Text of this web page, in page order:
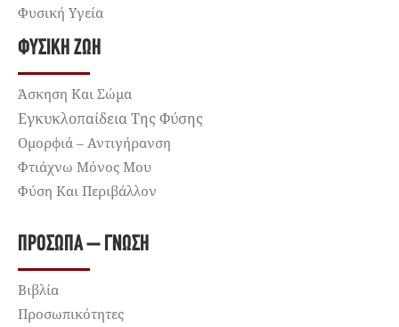
Φυσική Υγεία
ΦΥΣΙΚΉ ΖΩΉ
Άσκηση Και Σώμα
Εγκυκλοπαίδεια Της Φύσης
Ομορφιά – Αντιγήρανση
Φτιάχνω Μόνος Μου
Φύση Και Περιβάλλον
ΠΡΌΣΩΠΑ – ΓΝΏΣΗ
Βιβλία
Προσωπικότητες